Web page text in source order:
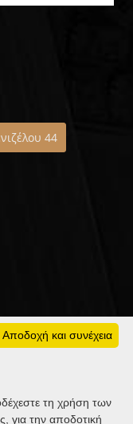
44
Αποδοχή και συνέχεια
τη χρήση των
για την αποδοτική